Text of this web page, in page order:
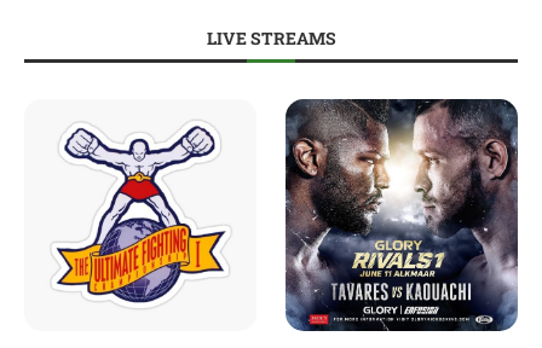
LIVE STREAMS